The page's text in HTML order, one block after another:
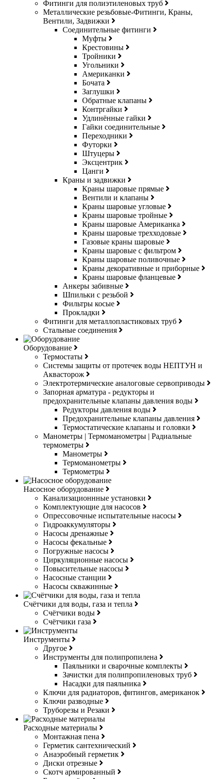
Фитинги для полиэтиленовых труб
Металлические резьбовые-Фитинги, Краны,
Вентили, Задвижки
Соединительные фитинги
Муфты
Крестовины
Тройники
Угольники
Американки
Бочата
Заглушки
Обратные клапаны
Контргайки
Удлинённые гайки
Гайки соединительные
Переходники
Футорки
Штуцеры
Эксцентрик
Цанги
Краны и задвижки
Краны шаровые прямые
Вентили и клапаны
Краны шаровые угловые
Краны шаровые тройные
Краны шаровые Американка
Краны шаровые трехходовые
Газовые краны шаровые
Краны шаровые с фильтром
Краны шаровые поливочные
Краны декоративные и приборные
Краны шаровые фланцевые
Анкеры забивные
Шпильки с резьбой
Фильтры косые
Прокладки
Фитинги для металлопластиковых труб
Стальные соединения
Оборудование
Термостаты
Системы защиты от протечек воды НЕПТУН и
Аквасторож
Электротермические аналоговые сервоприводы
Запорная арматура - редукторы и
предохранительные клапаны давления воды
Редукторы давления воды
Предохранительные клапаны давления
Термостатические клапаны и головки
Манометры | Термоманометры | Радиальные
термометры
Манометры
Термоманометры
Термометры
Насосное оборудование
Канализационнные установки
Комплектующие для насосов
Опрессовочные испытательные насосы
Гидроаккумуляторы
Насосы дренажные
Насосы фекальные
Погружные насосы
Циркуляционные насосы
Повысительные насосы
Насосные станции
Насосы скважинные
Счётчики для воды, газа и тепла
Счётчики воды
Счётчики газа
Инструменты
Другое
Инструменты для полипропилена
Паяльники и сварочные комплекты
Зачистки для полипропиленовых труб
Насадки для паяльника
Ключи для радиаторов, фитингов, американок
Ключи разводные
Труборезы и Резаки
Расходные материалы
Монтажная пена
Герметик сантехнический
Анаэробный герметик
Диски отрезные
Скотч армированный